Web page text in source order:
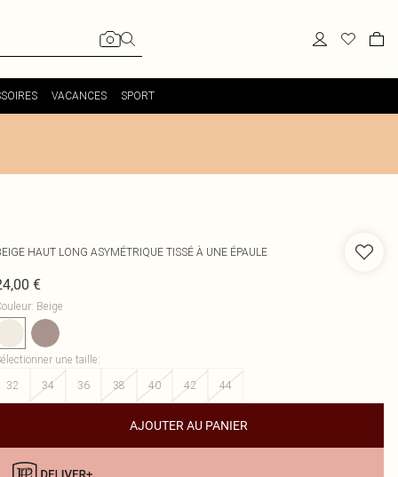
VACANCES SPORT
HAUT LONG ASYMÉTRIQUE TISSÉ À UNE ÉPAULE
€
: Beige
une taille:
32
34 36 38 40 42 44
AJOUTER AU PANIER